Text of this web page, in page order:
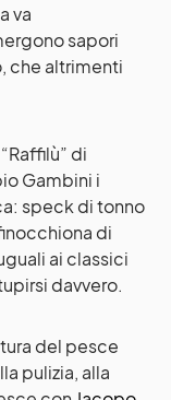
va
sapori
che altrimenti
“Raffilù” di
Gambini i
speck di tonno
di
ai classici
davvero.
del pesce
pulizia, alla